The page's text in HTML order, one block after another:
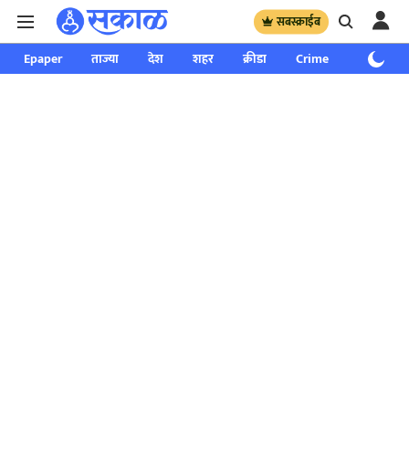
सबस्क्राईब
Epaper ताज्या देश शहर क्रीडा Crime साप्ताहिक